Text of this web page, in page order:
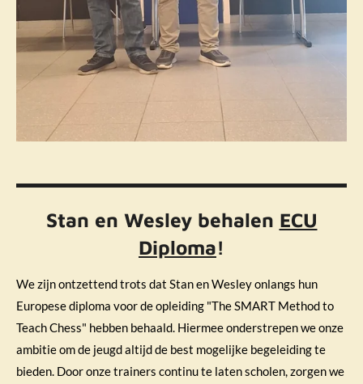
Stan en Wesley behalen ECU
Diploma!
We zijn ontzettend trots dat Stan en Wesley onlangs hun
Europese diploma voor de opleiding "The SMART Method to
Teach Chess" hebben behaald. Hiermee onderstrepen we onze
ambitie om de jeugd altijd de best mogelijke begeleiding te
bieden. Door onze trainers continu te laten scholen, zorgen we